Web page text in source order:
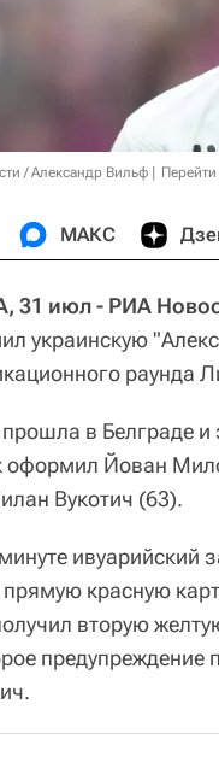
/ Александр Вильф
МАКС
31 июл - РИА
украинскую
раунда
в Белграде
оформил Йован
Вукотич (63).
ивуарийский
прямую красную
вторую
предупреждение